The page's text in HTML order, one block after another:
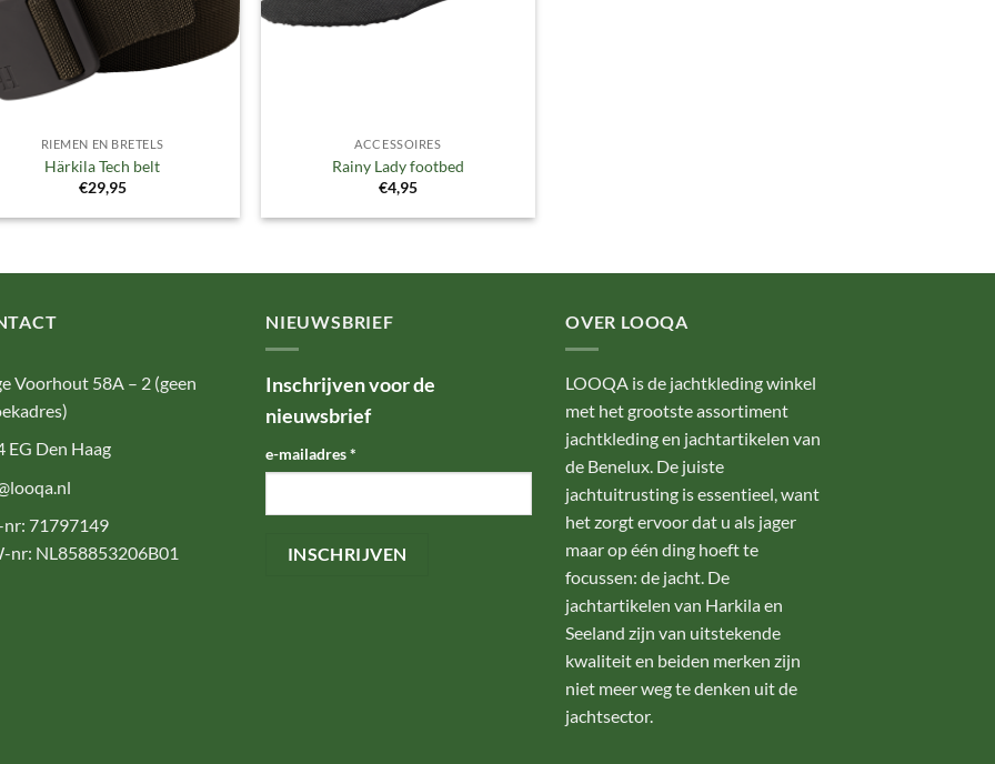
RIEMEN EN BRETELS
Härkila Tech belt
€29,95
ACCESSOIRES
Rainy Lady footbed
€4,95
Voorhout 58A – 2 (geen
EG Den Haag
nr: 71797149
nr: NL858853206B01
NIEUWSBRIEF
Inschrijven voor de
nieuwsbrief
e-mailadres*
OVER LOOQA
LOOQA is de jachtkleding winkel
met het grootste assortiment
jachtkleding en jachtartikelen van
de Benelux. De juiste
jachtuitrusting is essentieel, want
het zorgt ervoor dat u als jager
maar op één ding hoeft te
focussen: de jacht. De
jachtartikelen van Harkila en
Seeland zijn van uitstekende
kwaliteit en beiden merken zijn
niet meer weg te denken uit de
jachtsector.